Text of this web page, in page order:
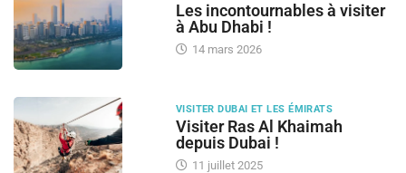
Les incontournables à visiter
à Abu Dhabi !
14 mars 2026
VISITER DUBAI ET LES ÉMIRATS
Visiter Ras Al Khaimah
depuis Dubai !
11 juillet 2025